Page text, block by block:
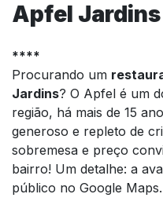
Apfel Jardins
****
Procurando um
Jardins? O Apfel é um
região, há mais de 15
generoso e repleto de
sobremesa e preço
bairro! Um detalhe: a
público no Google Maps.